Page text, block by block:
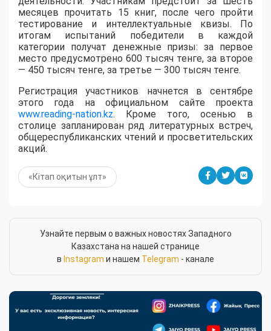
месяцев прочитать 15 книг, после чего пройти
тестирование и интеллектуальные квизы. По
итогам испытаний победители в каждой
категории получат денежные призы: за первое
место предусмотрено 600 тысяч тенге, за второе
— 450 тысяч тенге, за третье — 300 тысяч тенге.
Регистрация участников начнется в сентябре
этого года на официальном сайте проекта
www.reading-nation.kz. Кроме того, осенью в
столице запланирован ряд литературных встреч,
общереспубликанских чтений и просветительских
акций.
«Кітап оқитын ұлт»
Узнайте первым о важных новостях Западного
Казахстана на нашей странице
в Instagram и нашем Telegram - канале